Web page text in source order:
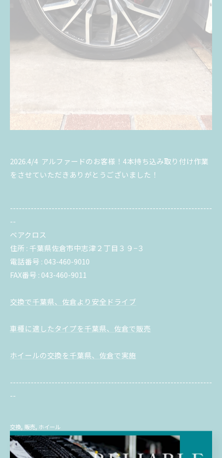
2026.4/4 アルファードのお客様！4本持ち込み取り付け作業
をさせていただきありがとうございました！
--------------------------------------------------------------------
--
ベアクロス
住所 : 千葉県佐倉市中志津２丁目３９−３
電話番号 : 043-460-9010
FAX番号 : 043-460-9011
交換で千葉県、佐倉より安全ドライブ
車種に適したタイプを千葉県、佐倉で販売
ホイールの交換を千葉県、佐倉で実施
--------------------------------------------------------------------
--
交換 販売 ホイール